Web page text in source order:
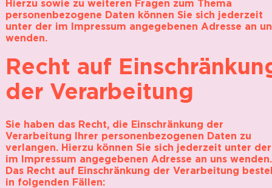
Hierzu sowie zu weiteren Fragen zum Thema
personenbezogene Daten können Sie sich jederzeit
unter der im Impressum angegebenen Adresse an
wenden.
Recht auf
der Verarbeitung
Sie haben das Recht, die Einschränkung der
Verarbeitung Ihrer personenbezogenen Daten zu
verlangen. Hierzu können Sie sich jederzeit unter der
im Impressum angegebenen Adresse an uns wenden.
Das Recht auf Einschränkung der Verarbeitung
in folgenden Fällen: